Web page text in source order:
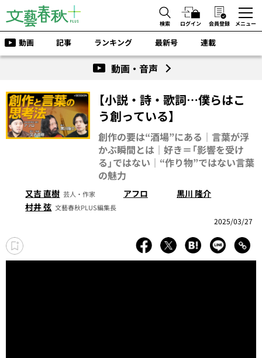
検索 ログイン 会員登録 メニュー
動画 記事 ランキング 最新号 連載
動画・音声
【小説・詩・歌詞…僕らはこ
う創っている】
創作の要は“酒場”にある｜言葉が浮
かぶ瞬間とは｜好き＝「影響を受け
る」ではない｜“作り物”ではない言葉
の魅力
又吉 直樹 芸人・作家 アフロ
黒川 隆介
村井 弦 文藝春秋PLUS編集長
2025/03/27